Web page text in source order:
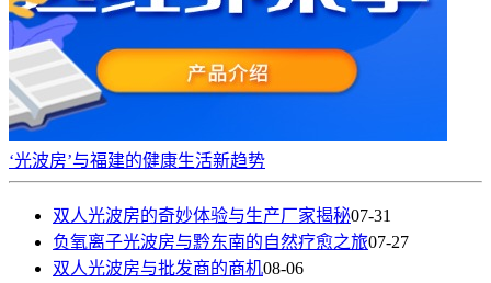
‘光波房’与福建的健康生活新趋势
双人光波房的奇妙体验与生产厂家揭秘07-31
负氧离子光波房与黔东南的自然疗愈之旅07-27
双人光波房与批发商的商机08-06